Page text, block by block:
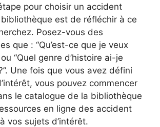
pour choisir un accident
est de réfléchir à ce
Posez-vous des
que : “Qu’est-ce que je veux
“Quel genre d’histoire ai-je
Une fois que vous avez défini
vous pouvez commencer
le catalogue de la bibliothèque
en ligne des accident
vos sujets d’intérêt.